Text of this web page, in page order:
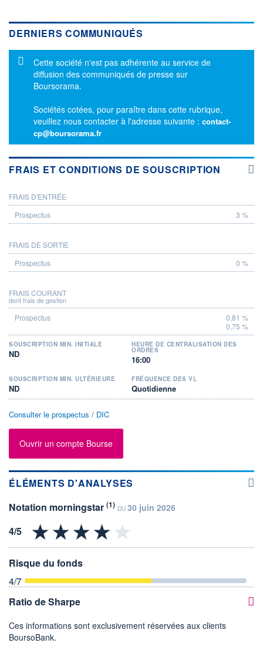
DERNIERS COMMUNIQUÉS
Message d'information
Cette société n'est pas adhérente au service de
diffusion des communiqués de presse sur
Boursorama.
Sociétés cotées, pour paraître dans cette rubrique,
veuillez nous contacter à l'adresse suivante : contact-
cp@boursorama.fr
FRAIS ET CONDITIONS DE SOUSCRIPTION
PROSPECTUS
FRAIS D'ENTRÉE
3 %
FRAIS DE SORTIE
0 %
FRAIS COURANT
dont frais de gestion
0,81 %
0,75 %
SOUSCRIPTION MIN. INITIALE
ND
HEURE DE CENTRALISATION DES
ORDRES
16:00
SOUSCRIPTION MIN. ULTÉRIEURE
ND
FRÉQUENCE DES VL
Quotidienne
Consulter le prospectus / DIC
Ouvrir un compte Bourse
ÉLÉMENTS D'ANALYSES
Notation morningstar (1) DU 30 juin 2026
Risque du fonds
4/7
Ratio de Sharpe
Ces informations sont exclusivement réservées aux clients
BoursoBank.